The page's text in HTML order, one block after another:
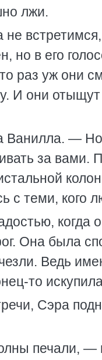
лжи.
но в его
раз уж они
И они
— Но
за вами.
с теми, кого
когда
Она была
Ведь
то
Сэра
печали,